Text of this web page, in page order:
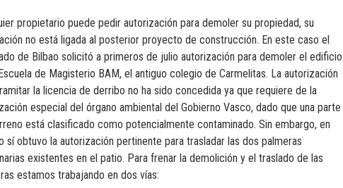
propietario puede pedir autorización para demoler su propiedad, su
no está ligada al posterior proyecto de construcción. En este caso el
de Bilbao solicitó a primeros de julio autorización para demoler el edificio
de Magisterio BAM, el antiguo colegio de Carmelitas. La autorización
la licencia de derribo no ha sido concedida ya que requiere de la
especial del órgano ambiental del Gobierno Vasco, dado que una parte
está clasificado como potencialmente contaminado. Sin embargo, en
sí obtuvo la autorización pertinente para trasladar las dos palmeras
existentes en el patio. Para frenar la demolición y el traslado de las
estamos trabajando en dos vías: